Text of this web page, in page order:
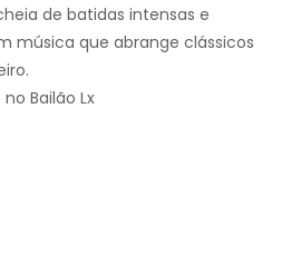
de batidas intensas e
música que abrange clássicos
Bailão Lx